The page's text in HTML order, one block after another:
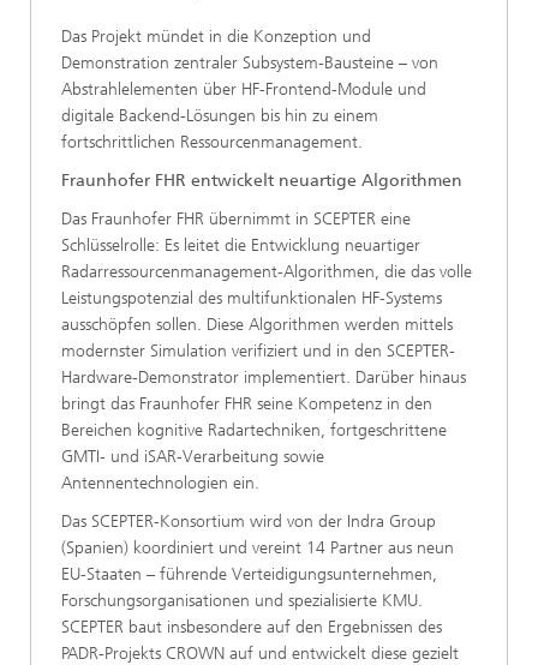
Das Projekt mündet in die Konzeption und
Demonstration zentraler Subsystem-Bausteine – von
Abstrahlelementen über HF-Frontend-Module und
digitale Backend-Lösungen bis hin zu einem
fortschrittlichen Ressourcenmanagement.
Fraunhofer FHR entwickelt neuartige Algorithmen
Das Fraunhofer FHR übernimmt in SCEPTER eine
Schlüsselrolle: Es leitet die Entwicklung neuartiger
Radarressourcenmanagement-Algorithmen, die das volle
Leistungspotenzial des multifunktionalen HF-Systems
ausschöpfen sollen. Diese Algorithmen werden mittels
modernster Simulation verifiziert und in den SCEPTER-
Hardware-Demonstrator implementiert. Darüber hinaus
bringt das Fraunhofer FHR seine Kompetenz in den
Bereichen kognitive Radartechniken, fortgeschrittene
GMTI- und iSAR-Verarbeitung sowie
Antennentechnologien ein.
Das SCEPTER-Konsortium wird von der Indra Group
(Spanien) koordiniert und vereint 14 Partner aus neun
EU-Staaten – führende Verteidigungsunternehmen,
Forschungsorganisationen und spezialisierte KMU.
SCEPTER baut insbesondere auf den Ergebnissen des
PADR-Projekts CROWN auf und entwickelt diese gezielt